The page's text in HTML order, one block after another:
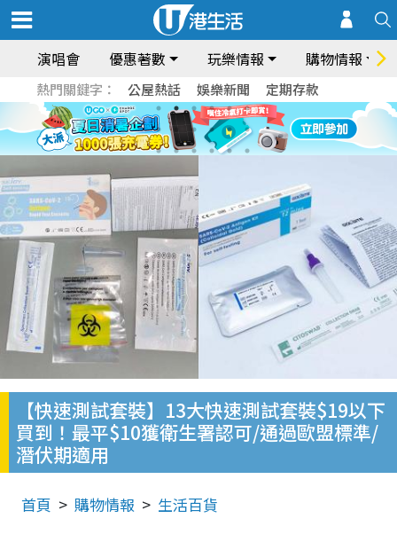
演唱會 優惠著數 玩樂情報 購物情報
熱門關鍵字： 公屋熱話 娛樂新聞 定期存款
【快速測試套裝】13大快速測試套裝$19以下
買到！最平$10獲衛生署認可/通過歐盟標準/
潛伏期適用
首頁 購物情報 生活百貨